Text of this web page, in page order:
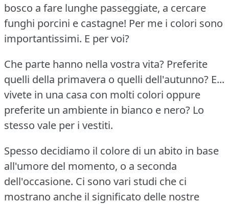
bosco a fare lunghe passeggiate, a cercare
funghi porcini e castagne! Per me i colori sono
importantissimi. E per voi?
Che parte hanno nella vostra vita? Preferite
quelli della primavera o quelli dell'autunno? E...
vivete in una casa con molti colori oppure
preferite un ambiente in bianco e nero? Lo
stesso vale per i vestiti.
Spesso decidiamo il colore di un abito in base
all'umore del momento, o a seconda
dell'occasione. Ci sono vari studi che ci
mostrano anche il significato delle nostre